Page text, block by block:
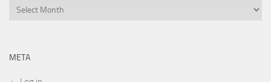
Archives
META